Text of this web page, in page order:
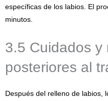
específicas de los labios. El
minutos.
3.5 Cuidados y
posteriores al
Después del relleno de labios,